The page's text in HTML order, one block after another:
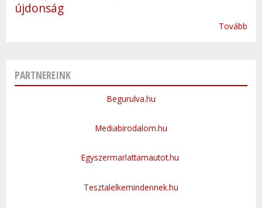
újdonság
Tovább
PARTNEREINK
Begurulva.hu
Mediabirodalom.hu
Egyszermarlattamautot.hu
Tesztalelkemindennek.hu